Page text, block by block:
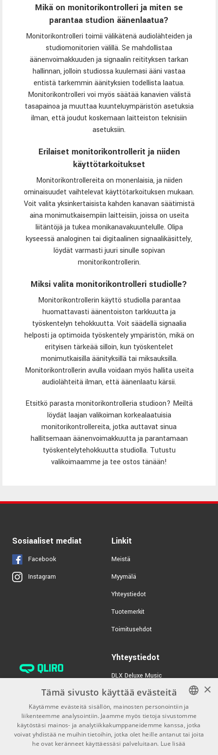
Mikä on monitorikontrolleri ja miten se
parantaa studion äänenlaatua?
Monitorikontrolleri toimii välikätenä audiolähteiden ja
studiomonitorien välillä. Se mahdollistaa
äänenvoimakkuuden ja signaalin reitityksen tarkan
hallinnan, jolloin studiossa kuulemasi ääni vastaa
entistä tarkemmin äänityksien todellista laatua.
Monitorikontrolleri voi myös säätää kanavien välistä
tasapainoa ja muuttaa kuunteluympäristön asetuksia
ilman, että joudut koskemaan laitteiston teknisiin
asetuksiin.
Erilaiset monitorikontrollerit ja niiden
käyttötarkoitukset
Monitorikontrollereita on monenlaisia, ja niiden
ominaisuudet vaihtelevat käyttötarkoituksen mukaan.
Voit valita yksinkertaisista kahden kanavan säätimistä
aina monimutkaisempiin laitteisiin, joissa on useita
liitäntöjä ja tukea monikanavakuuntelulle. Olipa
kyseessä analoginen tai digitaalinen signaalikäsittely,
löydät varmasti juuri sinulle sopivan
monitorikontrollerin.
Miksi valita monitorikontrolleri studiolle?
Monitorikontrollerin käyttö studiolla parantaa
huomattavasti äänentoiston tarkkuutta ja
työskentelyn tehokkuutta. Voit säädellä signaalia
helposti ja optimoida työskentely ympäristön, mikä on
erityisen tärkeää silloin, kun työskentelet
monimutkaisilla äänityksillä tai miksauksilla.
Monitorikontrollerin avulla voidaan myös hallita useita
audiolähteitä ilman, että äänenlaatu kärsii.
Etsitkö parasta monitorikontrolleria studioon? Meiltä
löydät laajan valikoiman korkealaatuisia
monitorikontrollereita, jotka auttavat sinua
hallitsemaan äänenvoimakkuutta ja parantamaan
työskentelytehokkuutta studiolla. Tutustu
valikoimaamme ja tee ostos tänään!
Sosiaaliset mediat
Facebook
Instagram
Linkit
Meistä
Myymälä
Yhteystiedot
Tuotemerkit
Toimitusehdot
Yhteystiedot
DLX Deluxe Music
verkkokaupan asiakaspalvelu:
tilaus@dlxmusic.fi
Puh: 0207 282240 (arkisin klo
13-17)
Puh: 0207 282250 (myymälä)
FINNISH
FINNISH
×
Tämä sivusto käyttää evästeitä
Käytämme evästeitä sisällön, mainosten personointiin ja
liikenteemme analysointiin. Jaamme myös tietoja sivustomme
käytöstäsi mainos- ja analytiikkakumppaneidemme kanssa, jotka
voivat yhdistää ne muihin tietoihin, jotka olet heille antanut tai joita
he ovat keränneet käyttäessäsi palveluitaan. Lue lisää